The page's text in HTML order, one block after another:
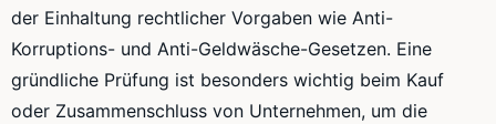
der Einhaltung rechtlicher Vorgaben wie Anti-
Korruptions- und Anti-Geldwäsche-Gesetzen. Eine
gründliche Prüfung ist besonders wichtig beim Kauf
oder Zusammenschluss von Unternehmen, um die